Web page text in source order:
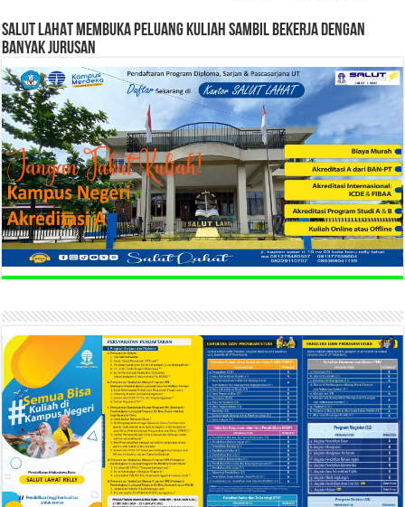
SALUT LAHAT MEMBUKA PELUANG KULIAH SAMBIL BEKERJA DENGAN
BANYAK JURUSAN